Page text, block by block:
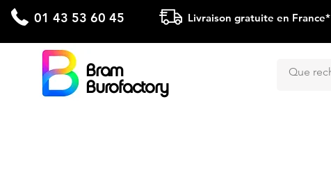
01 43 53 60 45 Livraison gratuite en France*
Bram
Burofactory